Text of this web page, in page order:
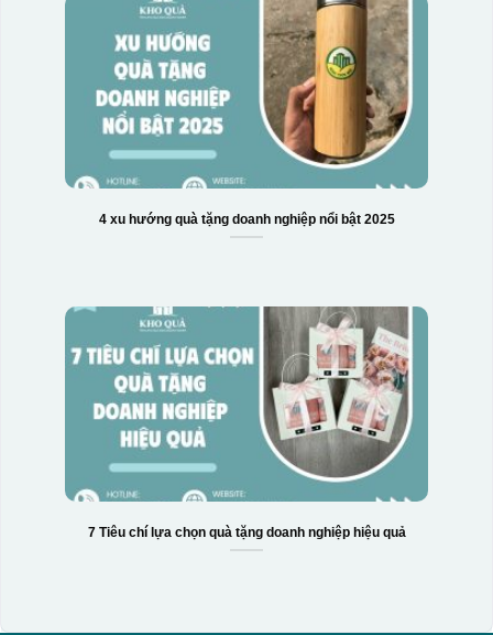
4 xu hướng quà tặng doanh nghiệp nổi bật 2025
7 Tiêu chí lựa chọn quà tặng doanh nghiệp hiệu quả